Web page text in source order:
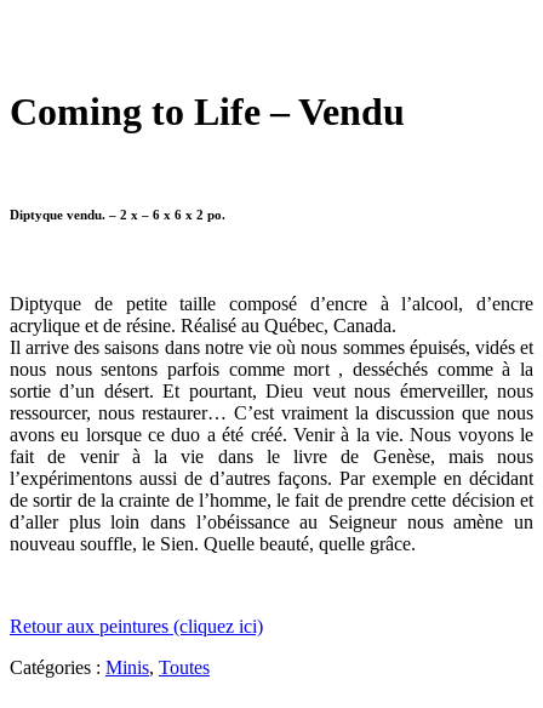
Coming to Life – Vendu
Diptyque vendu. – 2 x – 6 x 6 x 2 po.
Diptyque de petite taille composé d’encre à l’alcool, d’encre
acrylique et de résine. Réalisé au Québec, Canada.
Il arrive des saisons dans notre vie où nous sommes épuisés, vidés et
nous nous sentons parfois comme mort , desséchés comme à la
sortie d’un désert. Et pourtant, Dieu veut nous émerveiller, nous
ressourcer, nous restaurer… C’est vraiment la discussion que nous
avons eu lorsque ce duo a été créé. Venir à la vie. Nous voyons le
fait de venir à la vie dans le livre de Genèse, mais nous
l’expérimentons aussi de d’autres façons. Par exemple en décidant
de sortir de la crainte de l’homme, le fait de prendre cette décision et
d’aller plus loin dans l’obéissance au Seigneur nous amène un
nouveau souffle, le Sien. Quelle beauté, quelle grâce.
Retour aux peintures (cliquez ici)
Catégories : Minis, Toutes